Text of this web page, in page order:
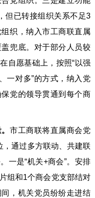
但已转接组织关系不足3
织，纳入市工商联直属
兜底。对于部分人员较
自愿基础上，按照“以强
一对多”的方式，纳入党
党的领导贯通到每个商
市工商联将直属商会党
通过多方联动、共建联
一是“机关+商会”。安排
组和1个商会党支部结对
，机关党员纷纷走进结